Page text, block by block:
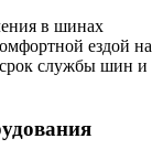
в шинах
ездой на
службы шин и